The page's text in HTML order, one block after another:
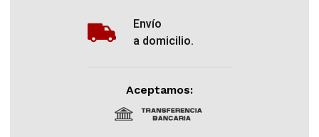
Envío
a domicilio.
Aceptamos: